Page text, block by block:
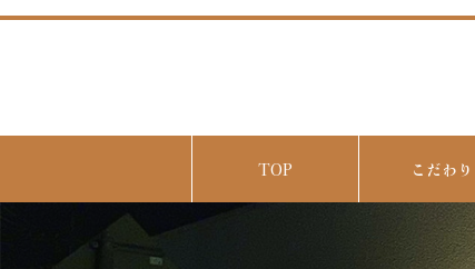
TOP こだわり